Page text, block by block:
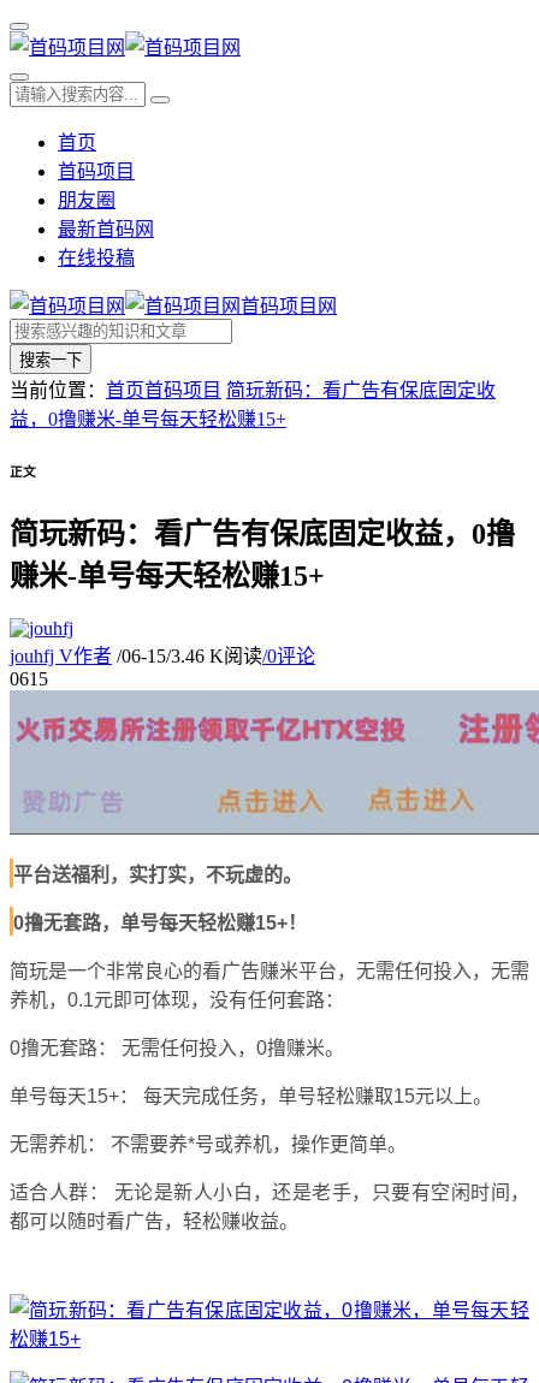
首页
首码项目
朋友圈
最新首码网
在线投稿
首码项目网
搜索一下
当前位置： 首页首码项目 简玩新码：看广告有保底固定收
益，0撸赚米-单号每天轻松赚15+
正文
简玩新码：看广告有保底固定收益，0撸
赚米-单号每天轻松赚15+
jouhfj V作者 /06-15/3.46 K阅读/0评论
0615
平台送福利，实打实，不玩虚的。
0撸无套路，单号每天轻松赚15+！
简玩是一个非常良心的看广告赚米平台， 无需任何投入， 无需
养机， 0.1元即可体现， 没有任何套路：
0撸无套路： 无需任何投入， 0撸赚米。
单号每天15+： 每天完成任务， 单号轻松赚取15元以上。
无需养机： 不需要养*号或养机， 操作更简单。
适合人群： 无论是新人小白，还是老手，
只要有空闲时间，
都可以随时看广告， 轻松赚收益。